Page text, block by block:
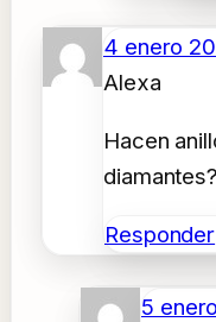
4 enero
Alexa
Hacen
diamantes?
Responder
5